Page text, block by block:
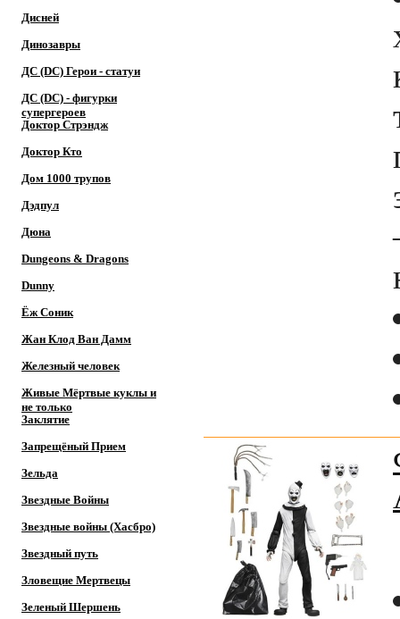
Дисней
Динозавры
ДС (DC) Герои - cтатуи
ДС (DC) - фигурки
супергероев
Доктор Cтрэндж
Доктор Кто
Дом 1000 трупов
Дэдпул
Дюна
Dungeons & Dragons
Dunny
Ёж Соник
Жан Клод Ван Дамм
Железный человек
Живые Мёртвые куклы и
не только
Заклятие
Запрещёный Прием
Зельда
Звездные Войны
Звездные войны (Хасбро)
Звездный путь
Зловещие Мертвецы
Зеленый Шершень